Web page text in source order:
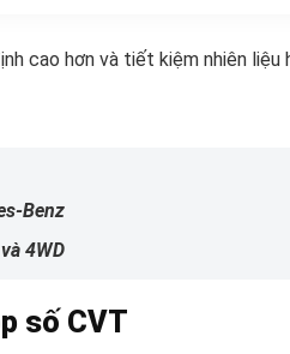
cao hơn và tiết kiệm nhiên
Benz
4WD
số CVT